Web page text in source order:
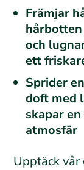
Främjar
och
ett
Sprider
doft med
skapar
atmosfär
Upptäck